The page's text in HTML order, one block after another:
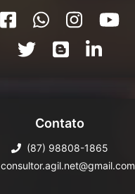
Contato
(87) 98808-1865
consultor.agil.net@gmail.com